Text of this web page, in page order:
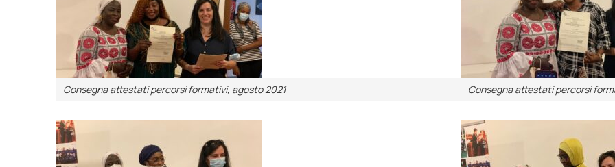
Consegna attestati percorsi formativi, agosto 2021 Consegna attestati percorsi